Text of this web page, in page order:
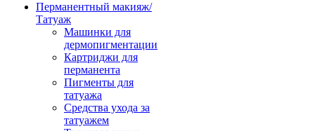
Перманентный макияж/
Татуаж
Машинки для
дермопигментации
Картриджи для
перманента
Пигменты для
татуажа
Средства ухода за
татуажем